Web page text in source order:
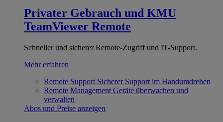
Privater Gebrauch und KMU
TeamViewer Remote
Schneller und sicherer Remote-Zugriff und IT-Support.
Mehr erfahren
Remote Support Sicherer Support im Handumdrehen
Remote Management Geräte überwachen und
verwalten
Abos und Preise anzeigen